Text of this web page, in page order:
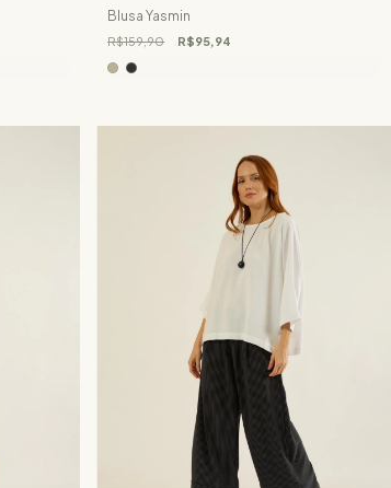
Blusa Yasmin
R$159,90 R$95,94